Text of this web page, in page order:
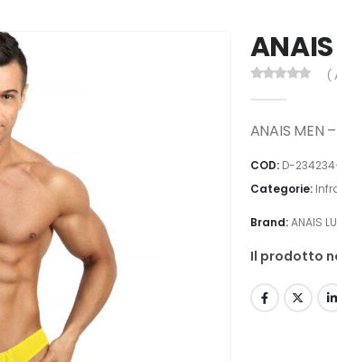
(
ANAIS MEN
COD: D-
Categorie:
Brand:ANAIS
Il prodotto